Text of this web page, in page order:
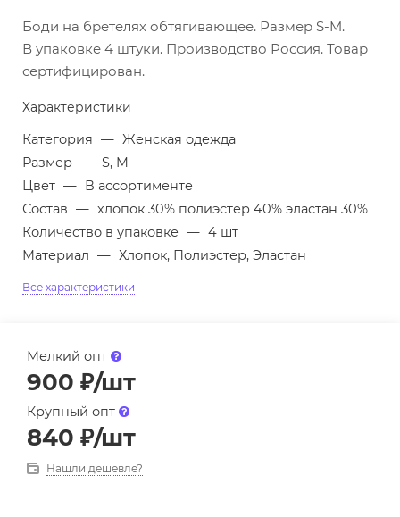
Боди на бретелях обтягивающее. Размер S-M.
В упаковке 4 штуки. Производство Россия. Товар
сертифицирован.
Характеристики
Категория — Женская одежда
Размер — S, M
Цвет — В ассортименте
Состав — хлопок 30% полиэстер 40% эластан 30%
Количество в упаковке — 4 шт
Материал — Хлопок, Полиэстер, Эластан
Все характеристики
Мелкий опт
900 ₽/шт
Крупный опт
840 ₽/шт
Нашли дешевле?